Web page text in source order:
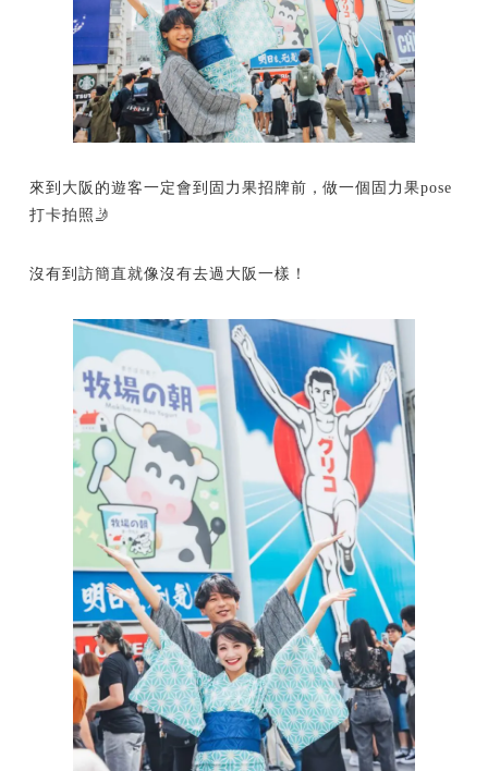
來到大阪的遊客一定會到固力果招牌前，做一個固力果pose
打卡拍照🤳
沒有到訪簡直就像沒有去過大阪一樣！